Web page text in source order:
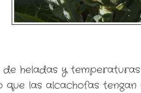
heladas y
las alcachofas tengan